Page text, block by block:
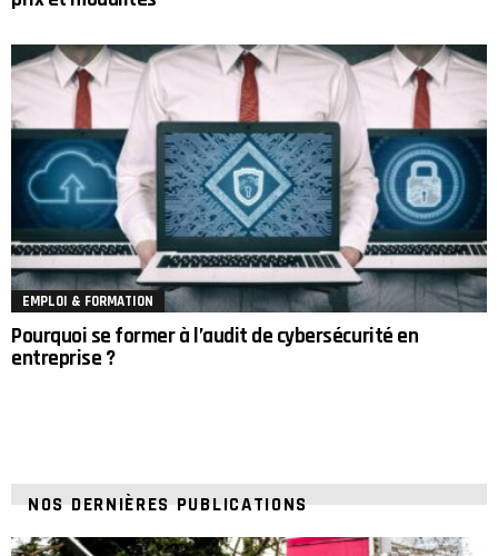
EMPLOI & FORMATION
Pourquoi se former à l’audit de cybersécurité en
entreprise ?
NOS DERNIÈRES PUBLICATIONS